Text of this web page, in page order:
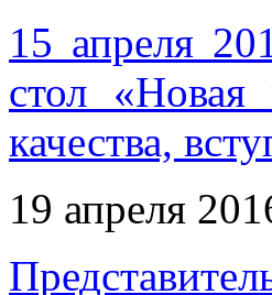
15 апреля
стол «Новая
качества,
19 апреля